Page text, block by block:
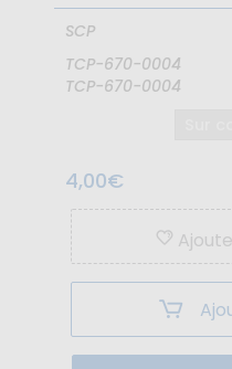
SCP
TCP-670-0004
TCP-670-0004
4,00€